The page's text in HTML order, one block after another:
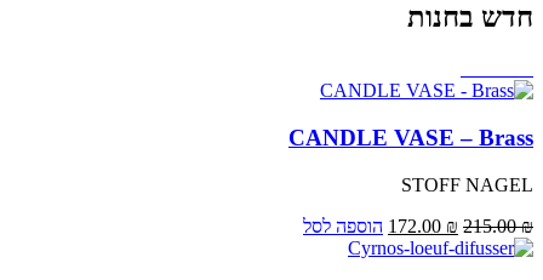
חדש בחנות
CANDLE VASE – Brass
STOFF NAGEL
215.00₪
172.00 ₪ הוספה לסל